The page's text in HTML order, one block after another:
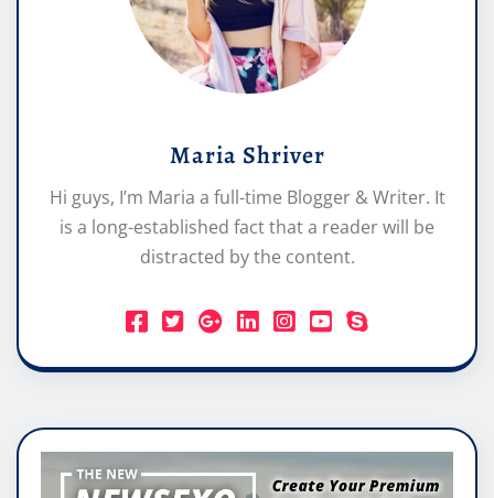
Maria Shriver
Hi guys, I’m Maria a full-time Blogger & Writer. It
is a long-established fact that a reader will be
distracted by the content.